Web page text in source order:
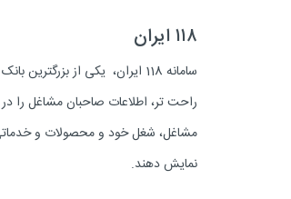
۱۱۸ ایران
سامانه 118 ایران، یکی از
راحت تر، اطلاعات صاحبان مشاغل را
مشاغل، شغل خود و محصولات و خدماتی
نمایش دهند.